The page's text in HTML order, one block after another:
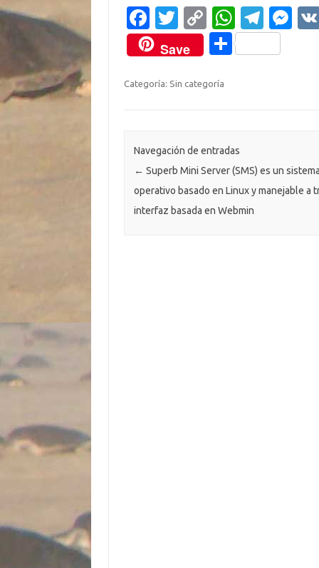
ejercitar su creatividad.Se trata
de inventar…
Fa
c
e
b
k
T
w
it
te
C
o
p
y
k
W
h
at
p
T
el
e
M
Save
C
ti
r
Categoría: Sin categoría
Navegación de entradas
← Superb Mini Server (SMS) es un
operativo basado en Linux y manejable a
interfaz basada en Webmin